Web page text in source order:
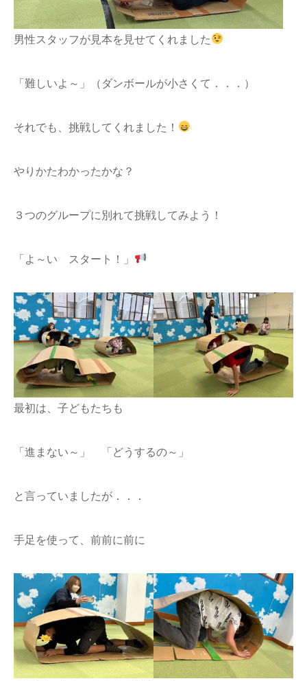
男性スタッフが見本を見せてくれました
「難しいよ～」（ダンボールが小さくて．．．）
それでも、挑戦してくれました！
やりかたわかったかな？
３つのグループに別れて挑戦してみよう！
「よ～い スタート！」
最初は、子どもたちも
「進まない～」 「どうするの～」
と言っていましたが．．．
手足を使って、前前に前に